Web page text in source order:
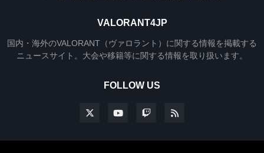
VALORANT4JP
国内・海外のVALORANT（ヴァロラント）に関する情報を掲載する
ニュースサイト。大会や移籍等に関する情報を取り扱います。
FOLLOW US